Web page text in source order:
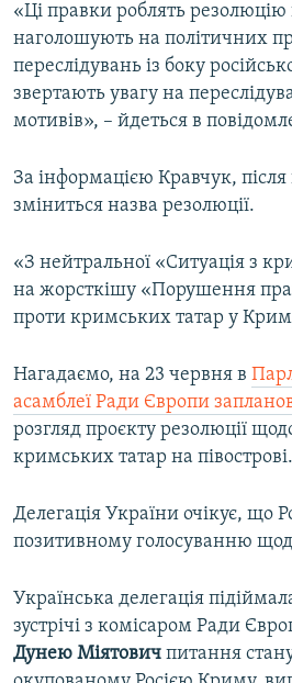
«Ці правки роблять
наголошують на політичних
переслідувань із боку
звертають увагу на
мотивів», – йдеться в
За інформацією Кравчук, після
зміниться назва резолюції.
«З нейтральної «Ситуація з
на жорсткішу «Порушення
проти кримських татар у
Нагадаємо, на 23 червня в
асамблеї Ради Європи
розгляд проєкту резолюції
кримських татар на півострові.
Делегація України очікує, що
позитивному голосуванню
Українська делегація
зустрічі з комісаром Ради
Дунею Міятович питання